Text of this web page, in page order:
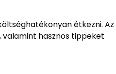
étkezni. Az
hasznos tippeket